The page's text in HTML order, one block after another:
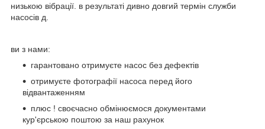
низькою вібрації. в результаті дивно довгий термін служби
насосів д.
ви з нами:
гарантовано отримуєте насос без дефектів
отримуєте фотографії насоса перед його
відвантаженням
плюс ! своєчасно обмінюємося документами
кур'єрською поштою за наш рахунок